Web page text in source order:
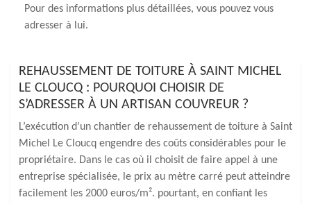
Pour des informations plus détaillées, vous pouvez vous
adresser à lui.
REHAUSSEMENT DE TOITURE À SAINT MICHEL
LE CLOUCQ : POURQUOI CHOISIR DE
S’ADRESSER À UN ARTISAN COUVREUR ?
L’exécution d’un chantier de rehaussement de toiture à Saint
Michel Le Cloucq engendre des coûts considérables pour le
propriétaire. Dans le cas où il choisit de faire appel à une
entreprise spécialisée, le prix au mètre carré peut atteindre
facilement les 2000 euros/m². pourtant, en confiant les